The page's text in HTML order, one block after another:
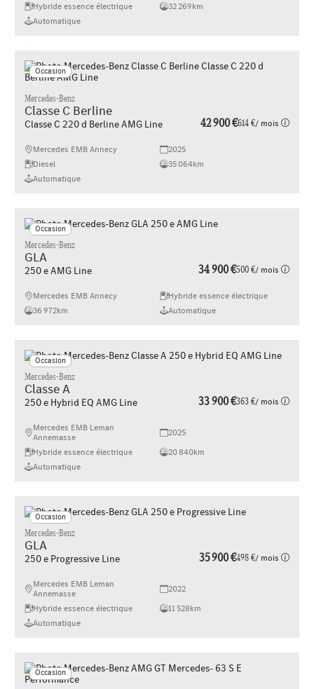
Hybride essence électrique
32 269km
Automatique
Occasion
Mercedes-Benz
Classe C Berline
Classe C 220 d Berline AMG Line 42 900 €614 €/ mois
Mercedes EMB Annecy
2025
Diesel
35 064km
Automatique
Occasion
Mercedes-Benz
GLA
250 e AMG Line 34 900 €500 €/ mois
Mercedes EMB Annecy
Hybride essence électrique
36 972km
Automatique
Occasion
Mercedes-Benz
Classe A
250 e Hybrid EQ AMG Line 33 900 €363 €/ mois
Mercedes EMB Leman
Annemasse
2025
Hybride essence électrique
20 840km
Automatique
Occasion
Mercedes-Benz
GLA
250 e Progressive Line 35 900 €498 €/ mois
Mercedes EMB Leman
Annemasse
2022
Hybride essence électrique
11 528km
Automatique
Occasion